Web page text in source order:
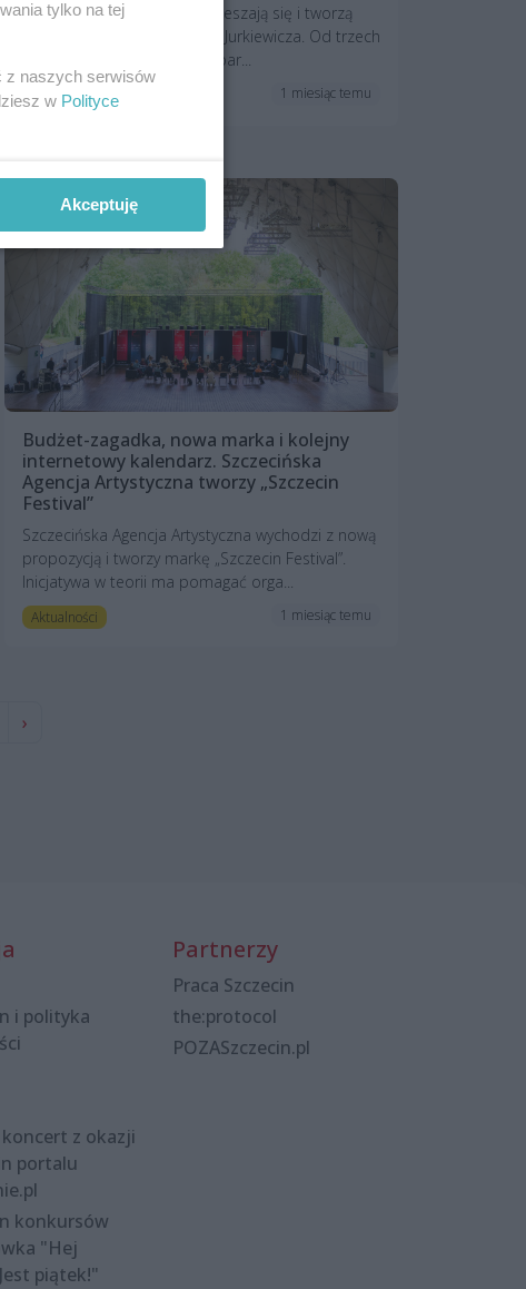
Komiks, pop-art i fantasy mieszają się i tworzą
unikalny styl Kredy - Macieja Jurkiewicza. Od trzech
dekad czyni Szczecin dużo bar...
Aktualności 1 miesiąc temu
Budżet-zagadka, nowa marka i kolejny
internetowy kalendarz. Szczecińska
Agencja Artystyczna tworzy „Szczecin
Festival”
Szczecińska Agencja Artystyczna wychodzi z nową
propozycją i tworzy markę „Szczecin Festival”.
Inicjatywa w teorii ma pomagać orga...
Aktualności 1 miesiąc temu
›
i polityka
koncert z okazji
portalu
konkursów
"Hej
piątek!"
Partnerzy
Praca Szczecin
the:protocol
POZASzczecin.pl
tylko na tej
z naszych serwisów
w Polityce
Akceptuję